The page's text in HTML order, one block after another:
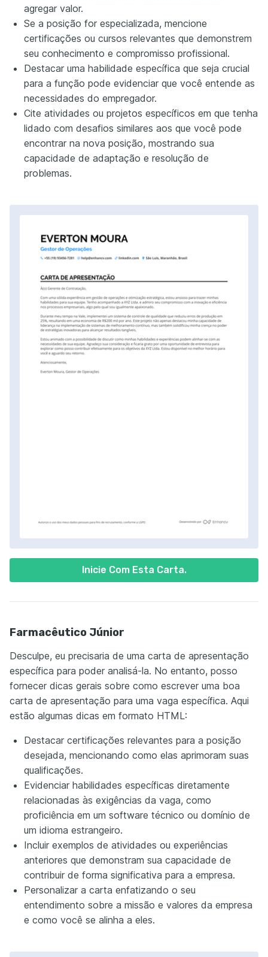
Inicie Com Esta Carta.
agregar valor.
Se a posição for especializada, mencione
certificações ou cursos relevantes que demonstrem
seu conhecimento e compromisso profissional.
Destacar uma habilidade específica que seja crucial
para a função pode evidenciar que você entende as
necessidades do empregador.
Cite atividades ou projetos específicos em que tenha
lidado com desafios similares aos que você pode
encontrar na nova posição, mostrando sua
capacidade de adaptação e resolução de
problemas.
Farmacêutico Júnior
Desculpe, eu precisaria de uma carta de apresentação
específica para poder analisá-la. No entanto, posso
fornecer dicas gerais sobre como escrever uma boa
carta de apresentação para uma vaga específica. Aqui
estão algumas dicas em formato HTML:
Destacar certificações relevantes para a posição
desejada, mencionando como elas aprimoram suas
qualificações.
Evidenciar habilidades específicas diretamente
relacionadas às exigências da vaga, como
proficiência em um software técnico ou domínio de
um idioma estrangeiro.
Incluir exemplos de atividades ou experiências
anteriores que demonstram sua capacidade de
contribuir de forma significativa para a empresa.
Personalizar a carta enfatizando o seu
entendimento sobre a missão e valores da empresa
e como você se alinha a eles.